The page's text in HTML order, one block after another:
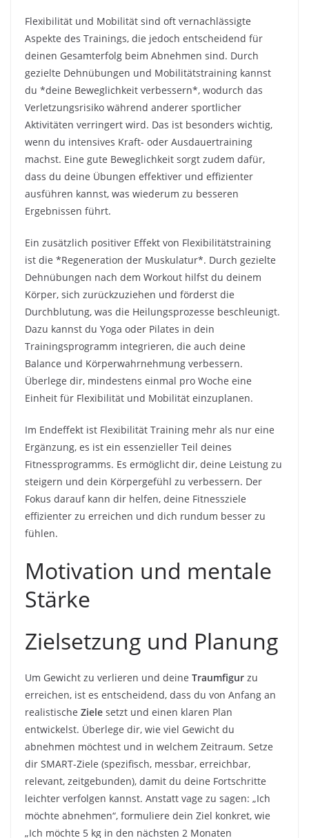
Flexibilität und Mobilität sind oft vernachlässigte
Aspekte des Trainings, die jedoch entscheidend für
deinen Gesamterfolg beim Abnehmen sind. Durch
gezielte Dehnübungen und Mobilitätstraining kannst
du *deine Beweglichkeit verbessern*, wodurch das
Verletzungsrisiko während anderer sportlicher
Aktivitäten verringert wird. Das ist besonders wichtig,
wenn du intensives Kraft- oder Ausdauertraining
machst. Eine gute Beweglichkeit sorgt zudem dafür,
dass du deine Übungen effektiver und effizienter
ausführen kannst, was wiederum zu besseren
Ergebnissen führt.
Ein zusätzlich positiver Effekt von Flexibilitätstraining
ist die *Regeneration der Muskulatur*. Durch gezielte
Dehnübungen nach dem Workout hilfst du deinem
Körper, sich zurückzuziehen und förderst die
Durchblutung, was die Heilungsprozesse beschleunigt.
Dazu kannst du Yoga oder Pilates in dein
Trainingsprogramm integrieren, die auch deine
Balance und Körperwahrnehmung verbessern.
Überlege dir, mindestens einmal pro Woche eine
Einheit für Flexibilität und Mobilität einzuplanen.
Im Endeffekt ist Flexibilität Training mehr als nur eine
Ergänzung, es ist ein essenzieller Teil deines
Fitnessprogramms. Es ermöglicht dir, deine Leistung zu
steigern und dein Körpergefühl zu verbessern. Der
Fokus darauf kann dir helfen, deine Fitnessziele
effizienter zu erreichen und dich rundum besser zu
fühlen.
Motivation und mentale
Stärke
Zielsetzung und Planung
Um Gewicht zu verlieren und deine Traumfigur zu
erreichen, ist es entscheidend, dass du von Anfang an
realistische Ziele setzt und einen klaren Plan
entwickelst. Überlege dir, wie viel Gewicht du
abnehmen möchtest und in welchem Zeitraum. Setze
dir SMART-Ziele (spezifisch, messbar, erreichbar,
relevant, zeitgebunden), damit du deine Fortschritte
leichter verfolgen kannst. Anstatt vage zu sagen: „Ich
möchte abnehmen“, formuliere dein Ziel konkret, wie
„Ich möchte 5 kg in den nächsten 2 Monaten